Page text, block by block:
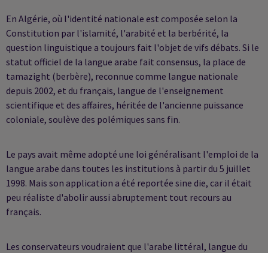
En Algérie, où l'identité nationale est composée selon la
Constitution par l'islamité, l'arabité et la berbérité, la
question linguistique a toujours fait l'objet de vifs débats. Si le
statut officiel de la langue arabe fait consensus, la place de
tamazight (berbère), reconnue comme langue nationale
depuis 2002, et du français, langue de l'enseignement
scientifique et des affaires, héritée de l'ancienne puissance
coloniale, soulève des polémiques sans fin.
Le pays avait même adopté une loi généralisant l'emploi de la
langue arabe dans toutes les institutions à partir du 5 juillet
1998. Mais son application a été reportée sine die, car il était
peu réaliste d'abolir aussi abruptement tout recours au
français.
Les conservateurs voudraient que l'arabe littéral, langue du